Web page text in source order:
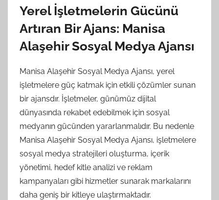
Yerel İşletmelerin Gücünü
Artıran Bir Ajans: Manisa
Alaşehir Sosyal Medya Ajansı
Manisa Alaşehir Sosyal Medya Ajansı, yerel
işletmelere güç katmak için etkili çözümler sunan
bir ajansdır. İşletmeler, günümüz dijital
dünyasında rekabet edebilmek için sosyal
medyanın gücünden yararlanmalıdır. Bu nedenle
Manisa Alaşehir Sosyal Medya Ajansı, işletmelere
sosyal medya stratejileri oluşturma, içerik
yönetimi, hedef kitle analizi ve reklam
kampanyaları gibi hizmetler sunarak markalarını
daha geniş bir kitleye ulaştırmaktadır.